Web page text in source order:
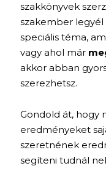
szakkönyvek
szakember legyél
speciális téma,
vagy ahol már
akkor abban
szerezhetsz.
Gondold át, hogy
eredményeket
szeretnének
segíteni tudnál